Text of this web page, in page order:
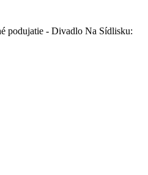
podujatie - Divadlo Na Sídlisku: